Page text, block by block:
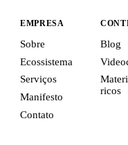
EMPRESA
Sobre
Ecossistema
Serviços
Manifesto
Contato
Blog
ricos